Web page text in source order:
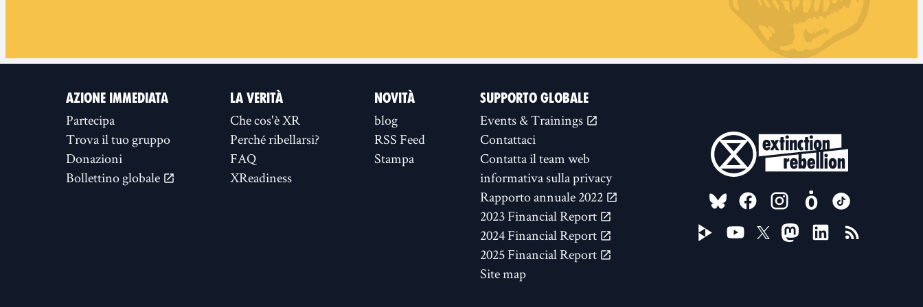
AZIONE IMMEDIATA
Partecipa
Trova il tuo gruppo
Donazioni
Bollettino globale
LA VERITÀ
Che cos'è XR
Perché ribellarsi?
FAQ
XReadiness
NOVITÀ
blog
RSS Feed
Stampa
SUPPORTO GLOBALE
Events & Trainings
Contattaci
Contatta il team web
informativa sulla privacy
Rapporto annuale 2022
2023 Financial Report
2024 Financial Report
2025 Financial Report
Site map
FOLLOW US ON